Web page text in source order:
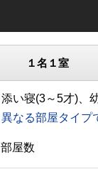
１名１室
添い寝(3～5才)、
異なる部屋タイプ
部屋数